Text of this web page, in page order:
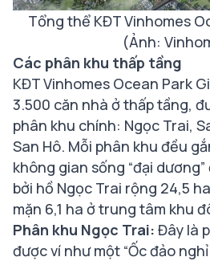
Tổng thể KĐT Vinhomes
(Ảnh:
Các phân khu thấp tầng
KĐT Vinhomes Ocean Park
3.500 căn nhà ở thấp tầng,
phân khu chính: Ngọc Trai,
San Hô. Mỗi phân khu đều
không gian sống “đại
bởi hồ Ngọc Trai rộng 24,5
mặn 6,1 ha ở trung tâm khu
Phân khu Ngọc Trai: Đây là
được ví như một “Ốc đảo